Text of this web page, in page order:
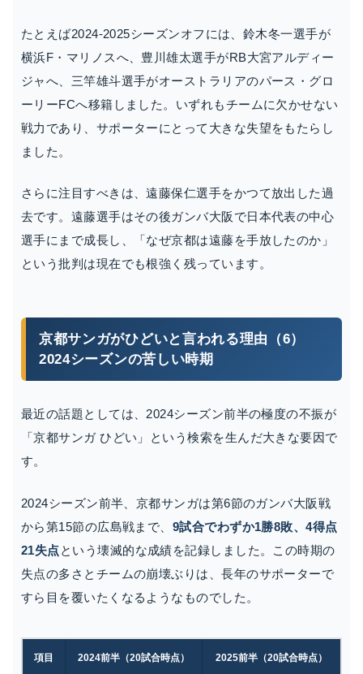
たとえば2024-2025シーズンオフには、鈴木冬一選手が
横浜F・マリノスへ、豊川雄太選手がRB大宮アルディー
ジャへ、三竿雄斗選手がオーストラリアのパース・グロ
ーリーFCへ移籍しました。いずれもチームに欠かせない
戦力であり、サポーターにとって大きな失望をもたらし
ました。
さらに注目すべきは、遠藤保仁選手をかつて放出した過
去です。遠藤選手はその後ガンバ大阪で日本代表の中心
選手にまで成長し、「なぜ京都は遠藤を手放したのか」
という批判は現在でも根強く残っています。
京都サンガがひどいと言われる理由（6）
2024シーズンの苦しい時期
最近の話題としては、2024シーズン前半の極度の不振が
「京都サンガ ひどい」という検索を生んだ大きな要因で
す。
2024シーズン前半、京都サンガは第6節のガンバ大阪戦
から第15節の広島戦まで、 9試合でわずか1勝8敗、4得点
21失点という壊滅的な成績を記録しました。この時期の
失点の多さとチームの崩壊ぶりは、長年のサポーターで
すら目を覆いたくなるようなものでした。
項目 2024前半（20試合時点） 2025前半（20試合時点）